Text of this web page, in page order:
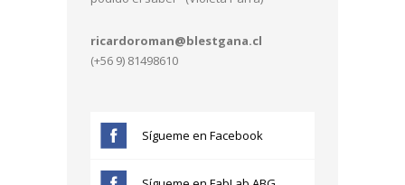
ricardoroman@blestgana.cl
(+56 9) 81498610
Sígueme en Facebook